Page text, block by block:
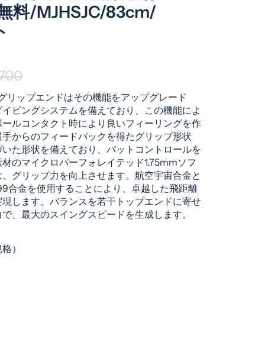
料/MJHSJC/83cm/
リップエンドはその機能をアップグレード
ビングシステムを備えており、この機能によ
ルコンタクト時により良いフィーリングを作
からのフィードバックを得たグリップ形状
た形状を備えており、バットコントロールを
のマイクロパーフォレイテッド1.75mmソフ
グリップ力を向上させます。航空宇宙合金と
合金を使用することにより、卓越した飛距離
します。バランスを若干トップエンドに寄せ
、最大のスイングスピードを生成します。
）